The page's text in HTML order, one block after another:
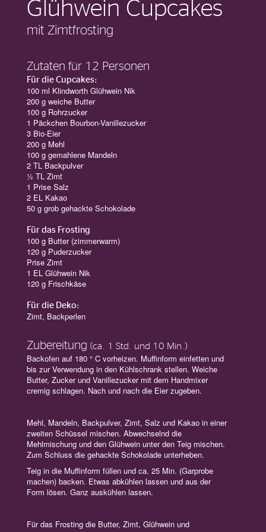
Glühwein Cupcakes
mit Zimtfrosting
Zutaten für 12 Personen
Für die Cupcakes:
100 ml Klindworth Glühwein Nik
200 g weiche Butter
100 g Rohrzucker
1 Päckchen Bourbon-Vanillezucker
3 Bio-Eier
200 g Mehl
100 g gemahlene Mandeln
2 TL Backpulver
½ TL Zimt
1 Prise Salz
2 EL Kakao
50 g grob gehackte Schokolade
Für das Frosting
100 g Butter (zimmerwarm)
120 g Puderzucker
Prise Zimt
1 EL Glühwein Nik
120 g Frischkäse
Für die Deko:
Zimt, Backperlen
Zubereitung (ca. 1 Std. und 10 Min.)
Backofen auf 180 ° C vorheizen. Muffinform einfetten und
bis zur Verwendung in den Kühlschrank stellen. Weiche
Butter, Zucker und Vanillezucker mit dem Handmixer
cremig schlagen. Nach und nach die Eier zugeben.
Mehl, Mandeln, Backpulver, Zimt, Salz und Kakao in einer
zweiten Schüssel mischen. Abwechselnd die
Mehlmischung und den Glühwein unter den Teig mischen.
Zum Schluss die gehackte Schokolade unterheben.
Teig in die Muffinform füllen und ca. 25 Min. (Garprobe
machen) backen. Etwas abkühlen lassen und aus der
Form lösen. Ganz auskühlen lassen.
Für das Frosting die Butter, Zimt, Glühwein und